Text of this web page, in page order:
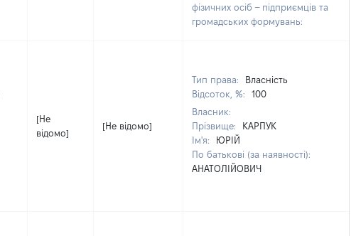
фізичних осіб – підприємців та
громадських формувань:
[Не
відомо]
[Не відомо]
Тип права:
Власність
Відсоток, %:
100
Власник:
Прізвище:
КАРПУК
Ім'я:
ЮРІЙ
По батькові (за наявності):
АНАТОЛІЙОВИЧ